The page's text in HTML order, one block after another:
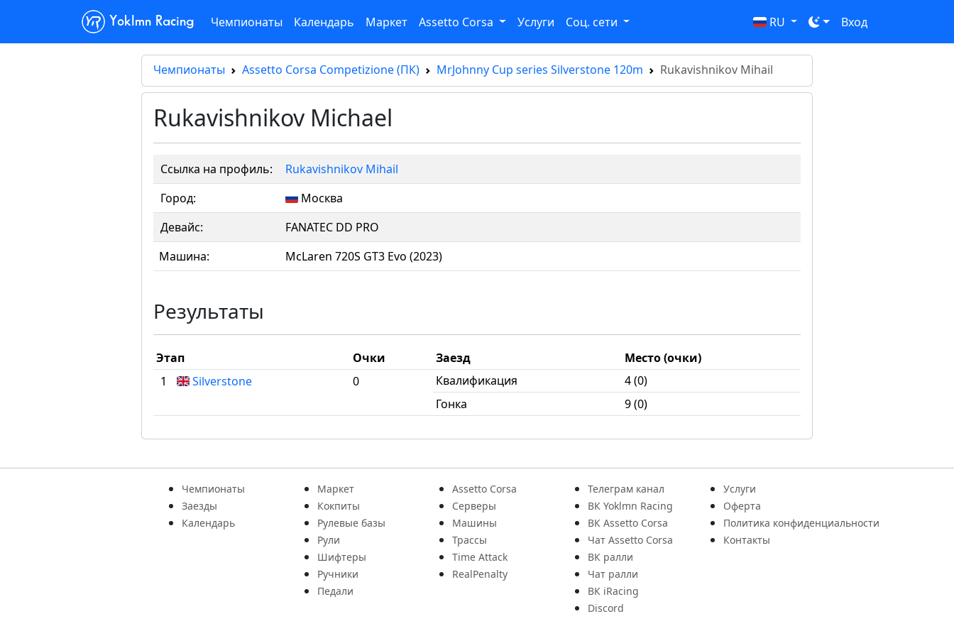
Yoklmn Racing Чемпионаты Календарь Маркет Assetto Corsa Услуги Соц. сети RU Вход
Чемпионаты Assetto Corsa Competizione (ПК) MrJohnny Cup series Silverstone 120m Rukavishnikov Mihail
Rukavishnikov Michael
Ссылка на профиль:
Rukavishnikov Mihail
Город:
Москва
Девайс:
FANATEC DD PRO
Машина:
McLaren 720S GT3 Evo (2023)
Результаты
Этап Очки Заезд
Место (очки)
1
Silverstone 0 Квалификация
4 (0)
Гонка
9 (0)
Чемпионаты
Заезды
Календарь
Маркет
Кокпиты
Рулевые базы
Рули
Шифтеры
Ручники
Педали
Assetto Corsa
Серверы
Машины
Трассы
Time Attack
RealPenalty
Телеграм канал
ВК Yoklmn Racing
ВК Assetto Corsa
Чат Assetto Corsa
ВК ралли
Чат ралли
ВК iRacing
Discord
Услуги
Оферта
Политика конфиденциальности
Контакты